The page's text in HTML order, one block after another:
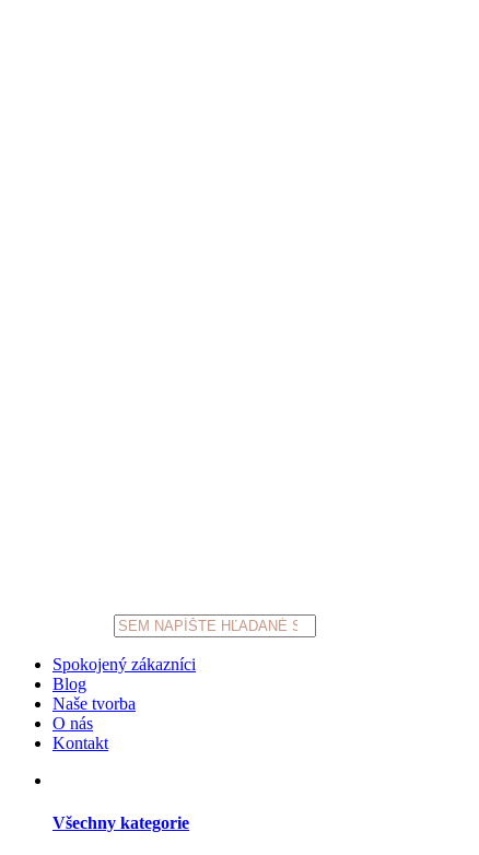
Products
search
Spokojený zákazníci
Blog
Naše tvorba
O nás
Kontakt
Všechny kategorie